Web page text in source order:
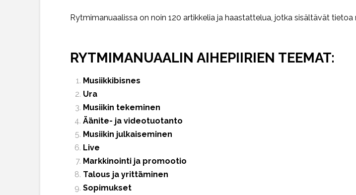
Rytmimanuaalissa on noin 120 artikkelia ja haastattelua, jotka sisältävät tietoa
RYTMIMANUAALIN AIHEPIIRIEN TEEMAT:
Musiikkibisnes
Ura
Musiikin tekeminen
Äänite- ja videotuotanto
Musiikin julkaiseminen
Live
Markkinointi ja promootio
Talous ja yrittäminen
Sopimukset